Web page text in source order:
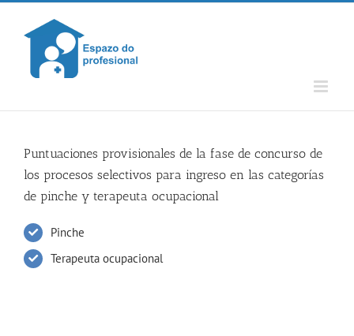
Skip
content
Puntuaciones provisionales de la fase de concurso de
los procesos selectivos para ingreso en las categorías
de pinche y terapeuta ocupacional
Pinche
Terapeuta ocupacional